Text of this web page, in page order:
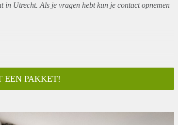
in Utrecht. Als je vragen hebt kun je contact opnemen
EEN PAKKET!